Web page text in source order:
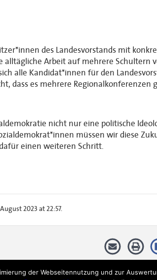
des Landesvorstands mit
alltägliche Arbeit auf mehrere Schultern
alle Kandidat*innen für den
dass es mehrere
nicht nur eine politische
müssen wir diese
einen weiteren Schritt.
2023 at 22:57.
163, 13353 Berlin
der Webseitennutzung und zur